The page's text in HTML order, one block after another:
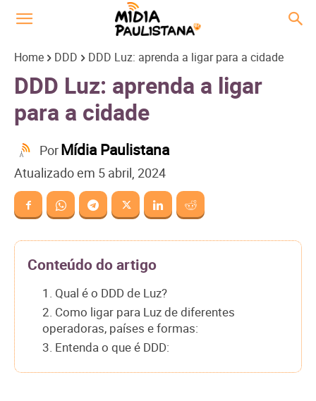
Home DDD DDD Luz: aprenda a ligar para a cidade
DDD Luz: aprenda a ligar
para a cidade
PorMídia Paulistana
Atualizado em 5 abril, 2024
Conteúdo do artigo
1. Qual é o DDD de Luz?
2. Como ligar para Luz de diferentes
operadoras, países e formas:
3. Entenda o que é DDD: